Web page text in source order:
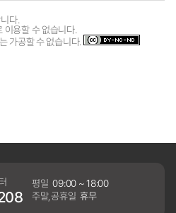
다.
이용할 수 없습니다.
가공할 수 없습니다.
평일 09:00 ~ 18:00
주말,공휴일 휴무